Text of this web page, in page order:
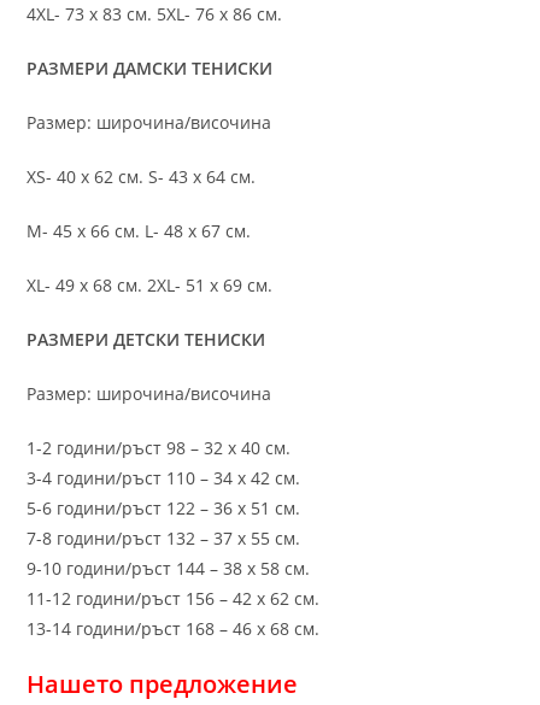
4XL- 73 х 83 см. 5XL- 76 х 86 см.
РАЗМЕРИ ДАМСКИ ТЕНИСКИ
Размер: широчина/височина
XS- 40 х 62 см. S- 43 х 64 см.
M- 45 х 66 см. L- 48 х 67 см.
XL- 49 х 68 см. 2XL- 51 х 69 см.
РАЗМЕРИ ДЕТСКИ ТЕНИСКИ
Размер: широчина/височина
1-2 години/ръст 98 – 32 х 40 см.
3-4 години/ръст 110 – 34 х 42 см.
5-6 години/ръст 122 – 36 х 51 см.
7-8 години/ръст 132 – 37 х 55 см.
9-10 години/ръст 144 – 38 х 58 см.
11-12 години/ръст 156 – 42 x 62 см.
13-14 години/ръст 168 – 46 х 68 см.
Нашето предложение